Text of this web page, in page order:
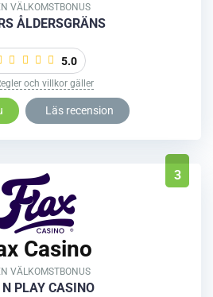
VÄLKOMSTBONUS
ÅLDERSGRÄNS
5.0
och villkor gäller
Läs recension
3
Casino
VÄLKOMSTBONUS
N PLAY CASINO